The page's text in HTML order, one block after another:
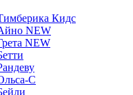
Кидс
NEW
NEW
С